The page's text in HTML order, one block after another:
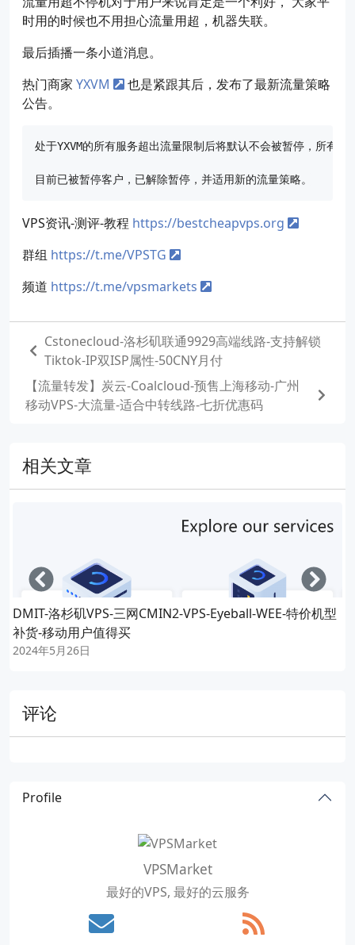
时用的时候也不用担心流量用超，机器失联。
最后插播一条小道消息。
热门商家 YXVM
也是紧跟其后，发布了最新流量策略
公告。
处于YXVM的所有服务超出流量限制后将默认不会被暂停，所有
VPS资讯-测评-教程 https://bestcheapvps.org
群组 https://t.me/VPSTG
频道 https://t.me/vpsmarkets
Cstonecloud-洛杉矶联通9929高端线路-支持解锁
Tiktok-IP双ISP属性-50CNY月付
【流量转发】炭云-Coalcloud-预售上海移动-广州
移动VPS-大流量-适合中转线路-七折优惠码
相关文章
DMIT-洛杉矶VPS-三网CMIN2-VPS-Eyeball-WEE-特价机型
补货-移动用户值得买
2024年5月26日
Left
评论
Profile
VPSMarket
最好的VPS, 最好的云服务